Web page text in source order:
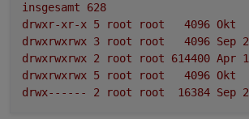
insgesamt
628
drwxr-xr-x 5 root root 4096 Okt
drwxrwxrwx 3 root root 4096 Sep
drwxrwxrwx 2 root root 614400 Apr
drwxrwxrwx 5 root root 4096 Okt
drwx------
2 root root 16384 Sep